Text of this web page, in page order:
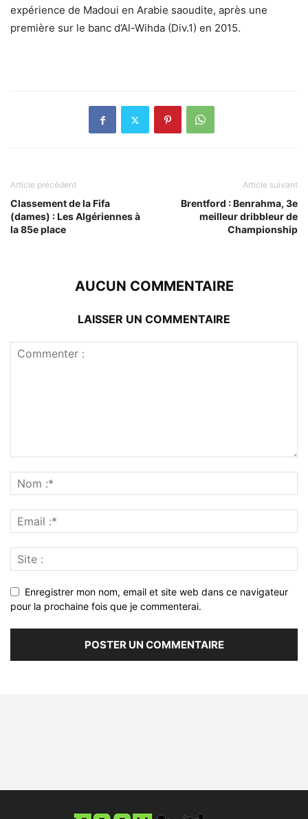
expérience de Madoui en Arabie saoudite, après une
première sur le banc d’Al-Wihda (Div.1) en 2015.
Article précédent
Classement de la Fifa
(dames) : Les Algériennes à
la 85e place
Article suivant
Brentford : Benrahma, 3e
meilleur dribbleur de
Championship
AUCUN COMMENTAIRE
LAISSER UN COMMENTAIRE
Enregistrer mon nom, email et site web dans ce navigateur
pour la prochaine fois que je commenterai.